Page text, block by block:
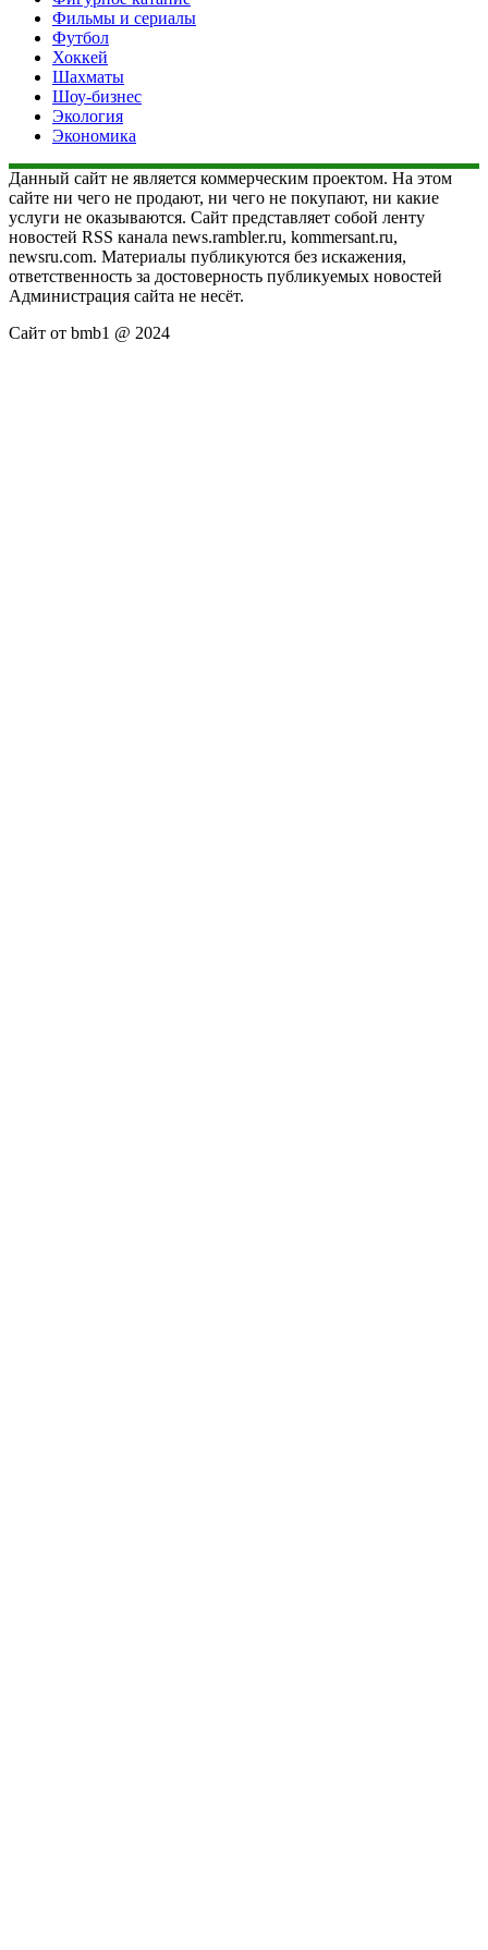
Фильмы и сериалы
Футбол
Хоккей
Шахматы
Шоу-бизнес
Экология
Экономика
Данный сайт не является коммерческим проектом. На этом
сайте ни чего не продают, ни чего не покупают, ни какие
услуги не оказываются. Сайт представляет собой ленту
новостей RSS канала news.rambler.ru, kommersant.ru,
newsru.com. Материалы публикуются без искажения,
ответственность за достоверность публикуемых новостей
Администрация сайта не несёт.
Сайт от bmb1 @ 2024